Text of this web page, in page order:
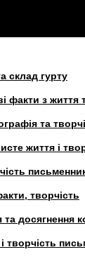
склад гурту
факти з
та
життя і
творчість
досягнення
творчість